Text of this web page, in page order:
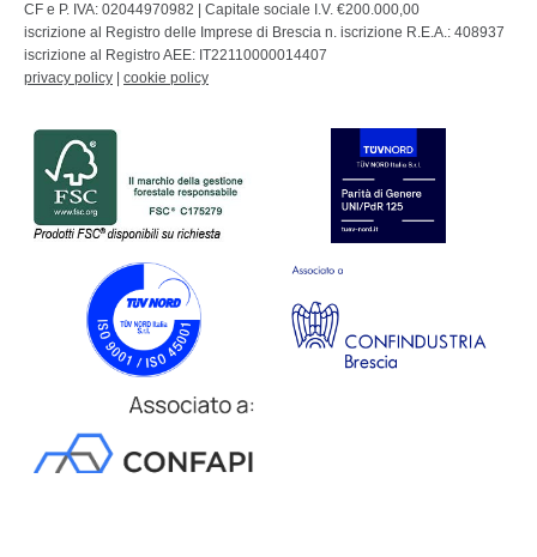
CF e P. IVA: 02044970982 | Capitale sociale I.V. €200.000,00
iscrizione al Registro delle Imprese di Brescia n. iscrizione R.E.A.: 408937
iscrizione al Registro AEE: IT22110000014407
privacy policy
cookie policy